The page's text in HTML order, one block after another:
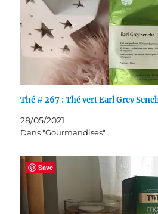
Thé # 267 : Thé vert Earl Grey
28/05/2021
Dans "Gourmandises"
Save